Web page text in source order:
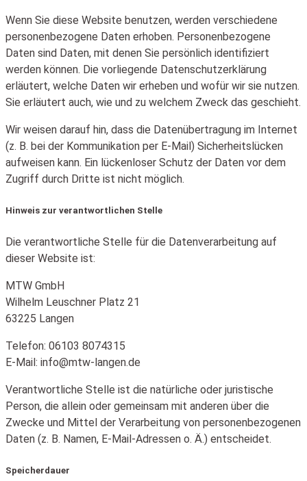
Wenn Sie diese Website benutzen, werden verschiedene
personenbezogene Daten erhoben. Personenbezogene
Daten sind Daten, mit denen Sie persönlich identifiziert
werden können. Die vorliegende Datenschutzerklärung
erläutert, welche Daten wir erheben und wofür wir sie nutzen.
Sie erläutert auch, wie und zu welchem Zweck das geschieht.
Wir weisen darauf hin, dass die Datenübertragung im Internet
(z. B. bei der Kommunikation per E-Mail) Sicherheitslücken
aufweisen kann. Ein lückenloser Schutz der Daten vor dem
Zugriff durch Dritte ist nicht möglich.
Hinweis zur verantwortlichen Stelle
Die verantwortliche Stelle für die Datenverarbeitung auf
dieser Website ist:
MTW GmbH
Wilhelm Leuschner Platz 21
63225 Langen
Telefon: 06103 8074315
E-Mail: info@mtw-langen.de
Verantwortliche Stelle ist die natürliche oder juristische
Person, die allein oder gemeinsam mit anderen über die
Zwecke und Mittel der Verarbeitung von personenbezogenen
Daten (z. B. Namen, E-Mail-Adressen o. Ä.) entscheidet.
Speicherdauer